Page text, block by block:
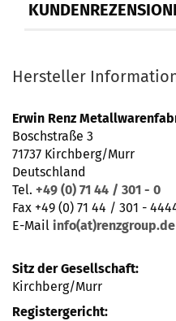
Hersteller
Erwin Renz
Boschstraße 3
71737 Kirchberg/Murr
Deutschland
Tel. +49 (0) 71 44 / 301 - 0
Fax +49 (0) 71 44 / 301 -
E-Mail info(at)renzgroup.de
Sitz der Gesellschaft:
Kirchberg/Murr
Registergericht: